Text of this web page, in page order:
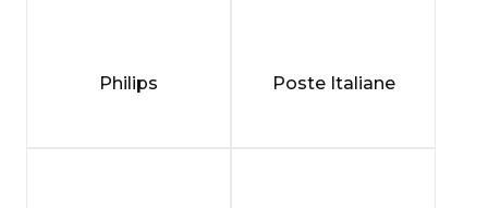
Philips Poste Italiane